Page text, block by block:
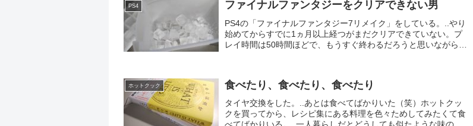
PS4 ファイナルファンタジーをクリアできない男
PS4の「ファイナルファンタジー7リメイク」をしている。..やり
始めてからすでに1ヵ月以上経つがまだクリアできていない。プ
レイ時間は50時間ほどで、もうすぐ終わるだろうと思いながらこ
ホットクック 食べたり、食べたり、食べたり
タイヤ交換をした。..あとは食べてばかりいた（笑）ホットクッ
クを買ってから、レシピ集にある料理を色々ためしてみたくて食